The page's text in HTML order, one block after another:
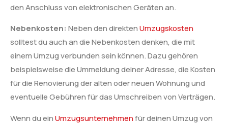
den Anschluss von elektronischen Geräten an.
Nebenkosten: Neben den direktenUmzugskosten
solltest du auch an die Nebenkosten denken, die mit
einem Umzug verbunden sein können. Dazu gehören
beispielsweise die Ummeldung deiner Adresse, die Kosten
für die Renovierung der alten oder neuen Wohnung und
eventuelle Gebühren für das Umschreiben von Verträgen.
Wenn du einUmzugsunternehmenfür deinen Umzug von